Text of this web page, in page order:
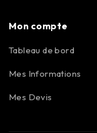
Mon compte
Tableau de bord
Mes Informations
Mes Devis